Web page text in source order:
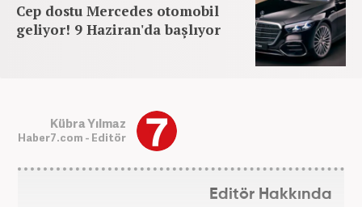
Cep dostu Mercedes otomobil
geliyor! 9 Haziran'da başlıyor
Kübra Yılmaz
Haber7.com - Editör
Editör Hakkında